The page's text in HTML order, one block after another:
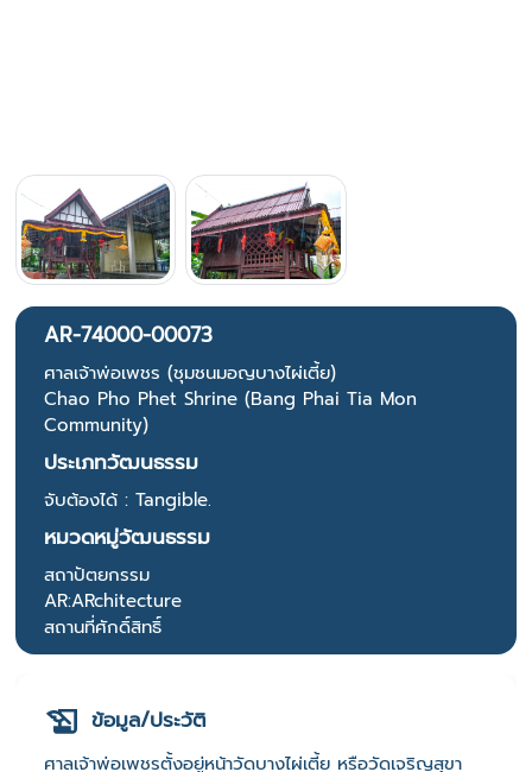
AR-74000-00073
ศาลเจ้าพ่อเพชร (ชุมชนมอญบางไผ่เตี้ย)
Chao Pho Phet Shrine (Bang Phai Tia Mon
Community)
ประเภทวัฒนธรรม
จับต้องได้ : Tangible.
หมวดหมู่วัฒนธรรม
สถาปัตยกรรม
AR:ARchitecture
สถานที่ศักดิ์สิทธิ์
ข้อมูล/ประวัติ
ศาลเจ้าพ่อเพชรตั้งอยู่หน้าวัดบางไผ่เตี้ย หรือวัดเจริญสุขา